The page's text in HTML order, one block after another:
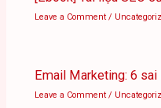
Leave a Comment /
Email Marketing: 6 sai
Leave a Comment /